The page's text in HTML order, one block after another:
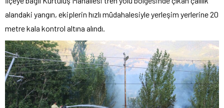
alandaki yangın, ekiplerin hızlı müdahalesiyle yerleşim yerlerine 20
metre kala kontrol altına alındı.